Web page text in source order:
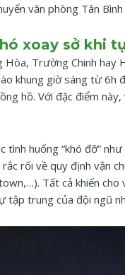
văn phòng Tân
xoay sở khi
Trường Chinh
khung giờ sáng từ 6h
hồ. Với đặc điểm
tình huống “khó đỡ”
rối về quy định vận
Tất cả khiến
tập trung của đội ngũ